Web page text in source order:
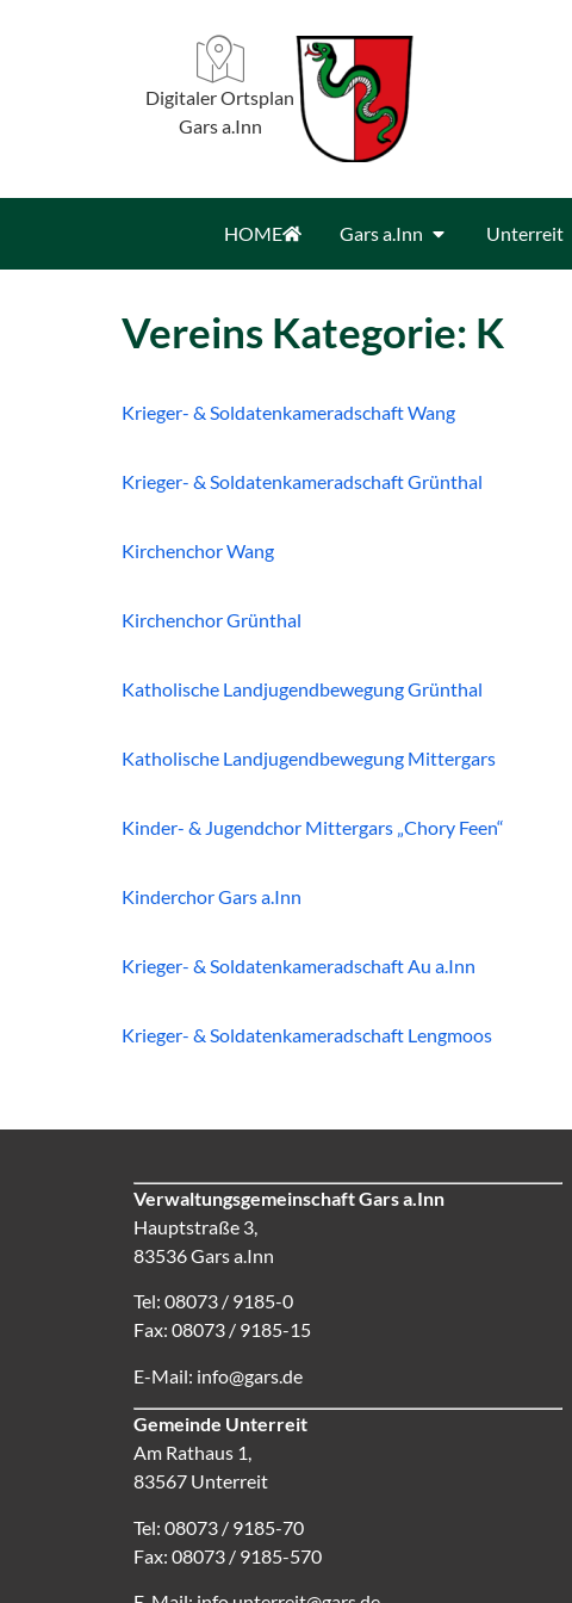
Digitaler Ortsplan
Gars a.Inn
HOME Gars a.Inn Unterreit
Vereins Kategorie: K
Krieger- & Soldatenkameradschaft Wang
Krieger- & Soldatenkameradschaft Grünthal
Kirchenchor Wang
Kirchenchor Grünthal
Katholische Landjugendbewegung Grünthal
Katholische Landjugendbewegung Mittergars
Kinder- & Jugendchor Mittergars „Chory Feen“
Kinderchor Gars a.Inn
Krieger- & Soldatenkameradschaft Au a.Inn
Krieger- & Soldatenkameradschaft Lengmoos
Verwaltungsgemeinschaft Gars a.Inn
Hauptstraße 3,
83536 Gars a.Inn
Tel: 08073 / 9185-0
Fax: 08073 / 9185-15
E-Mail: info@gars.de
Gemeinde Unterreit
Am Rathaus 1,
83567 Unterreit
Tel: 08073 / 9185-70
Fax: 08073 / 9185-570